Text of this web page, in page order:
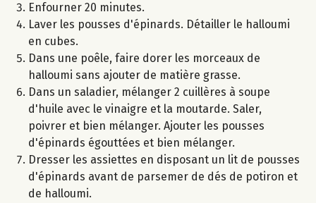
Enfourner 20 minutes.
Laver les pousses d'épinards. Détailler le halloumi
en cubes.
Dans une poêle, faire dorer les morceaux de
halloumi sans ajouter de matière grasse.
Dans un saladier, mélanger 2 cuillères à soupe
d'huile avec le vinaigre et la moutarde. Saler,
poivrer et bien mélanger. Ajouter les pousses
d'épinards égouttées et bien mélanger.
Dresser les assiettes en disposant un lit de pousses
d'épinards avant de parsemer de dés de potiron et
de halloumi.